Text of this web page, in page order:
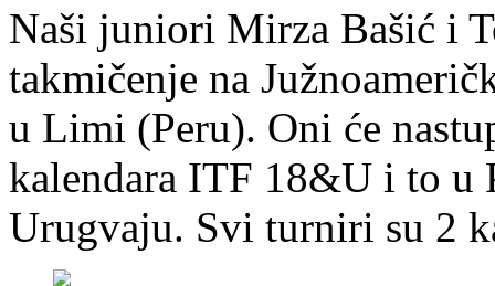
Naši juniori Mirza Bašić i
takmičenje na
u Limi (Peru). Oni će
kalendara ITF 18&U i to
Urugvaju. Svi turniri su 2